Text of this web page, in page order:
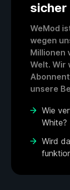
sicher
WeMod
wegen
Millionen
Welt. Wir
unsere
Wie
White?
Wird